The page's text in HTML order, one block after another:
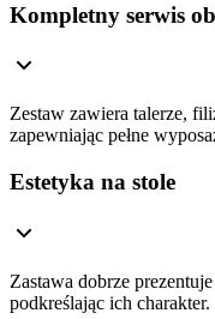
Kompletny serwis
Zestaw zawiera talerze,
zapewniając pełne
Estetyka na stole
Zastawa dobrze
podkreślając ich charakter.